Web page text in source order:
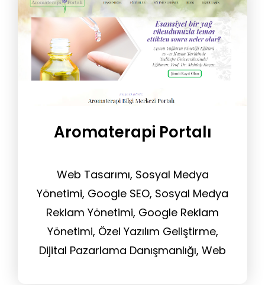
Aromaterapi Portalı
Web Tasarımı, Sosyal Medya
Yönetimi, Google SEO, Sosyal Medya
Reklam Yönetimi, Google Reklam
Yönetimi, Özel Yazılım Geliştirme,
Dijital Pazarlama Danışmanlığı, Web